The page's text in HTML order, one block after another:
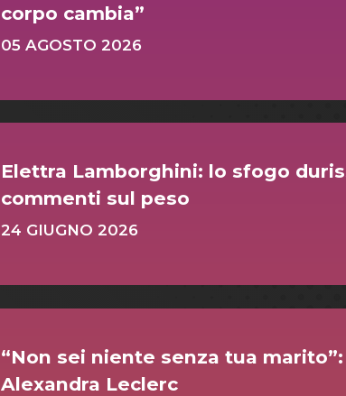
corpo cambia”
05 AGOSTO 2026
Elettra Lamborghini: lo sfogo
commenti sul peso
24 GIUGNO 2026
“Non sei niente senza tua
Alexandra Leclerc